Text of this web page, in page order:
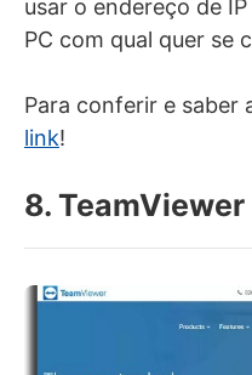
usar o endereço de
PC com qual quer se
Para conferir e saber
link!
8. TeamViewer